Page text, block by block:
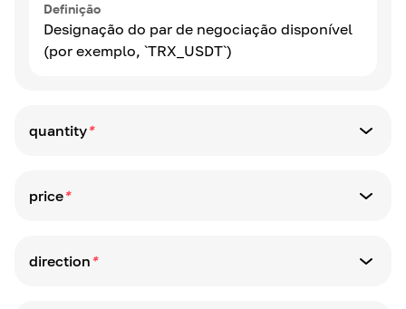
Definição
Designação do par de negociação disponível
(por exemplo, `TRX_USDT`)
quantity*
Quantidade em base_currency
price*
direction*